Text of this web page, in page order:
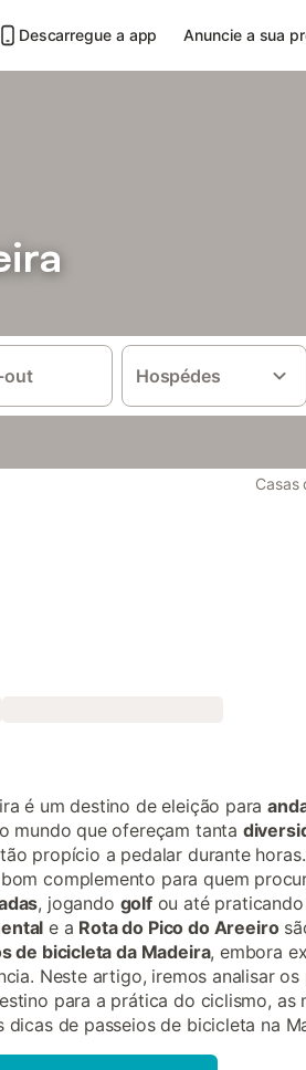
Descarregue a app Anuncie a sua
out Hospédes
Casas
é um destino de eleição para
mundo que ofereçam tanta
tão propício a pedalar durante
complemento para quem
, jogando golfou até
e a Rota do Pico do Areeiro
de bicicleta da Madeira, embora
Neste artigo, iremos analisar
para a prática do ciclismo, as
dicas de passeios de bicicleta na